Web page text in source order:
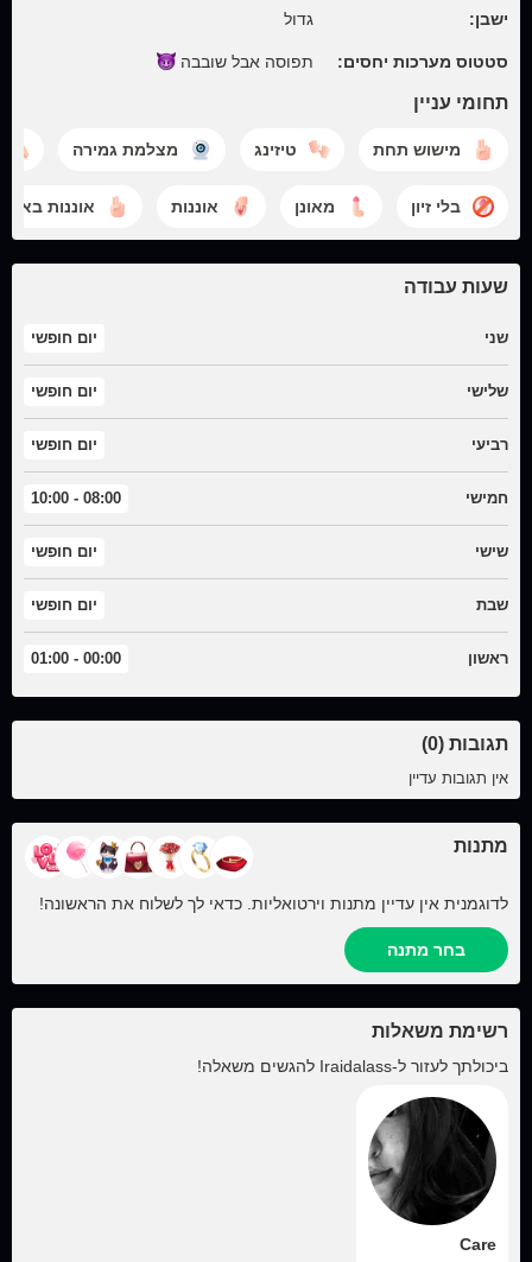
ישבן: גדול
סטטוס מערכות יחסים: תפוסה אבל שובבה
תחומי עניין
מישוש תחת טיזינג מצלמת גמירה
בלי זיון מאונן אוננות אוננות
שעות עבודה
שני יום חופשי
שלישי יום חופשי
רביעי יום חופשי
חמישי 08:00 - 10:00
שישי יום חופשי
שבת יום חופשי
ראשון 00:00 - 01:00
תגובות (0)
אין תגובות עדיין
מתנות
לדוגמנית אין עדיין מתנות וירטואליות. כדאי לך לשלוח את הראשונה!
בחר מתנה
רשימת משאלות
ביכולתך לעזור ל-Iraidalass להגשים משאלה!
Care